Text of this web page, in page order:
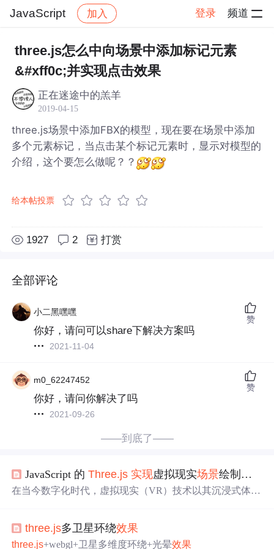
JavaScript 加入 登录 频道
社区 JavaScript 帖子详情
three.js怎么中向场景中添加标记元素
&#xff0c;并实现点击效果
正在迷途中的羔羊
2019-04-15
three.js场景中添加FBX的模型，现在要在场景中添加
多个元素标记，当点击某个标记元素时，显示对模型的
介绍，这个要怎么做呢？？
给本帖投票
1927 2 打赏
全部评论
小二黑嘿嘿
你好，请问可以share下解决方案吗
2021-11-04
赞
m0_62247452
你好，请问你解决了吗
2021-09-26
赞
——到底了——
JavaScript 的Three.js 实现虚拟现实场景绘制：创建虚拟展厅
在当今数字化时代，虚拟现实（VR）技术以其沉浸式体验
实 场景，Three.js库成为了开发者的得力工具。
是一个基于 JavaScript 的 3D 库，它简化了在浏览器
three.js多卫星环绕效果
three.js+webgl+卫星多维度环绕+光晕效果